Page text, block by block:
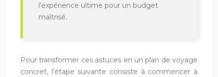
l’expérience ultime pour un budget
maîtrisé.
Pour transformer ces astuces en un plan de voyage
concret, l’étape suivante consiste à commencer à